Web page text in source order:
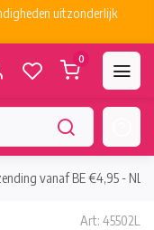
uitzonderlijk
0
vanaf BE €4,95 - NL
Art: 45502L